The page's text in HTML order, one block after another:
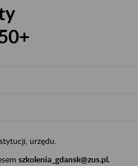
urzędu.
szkolenia_gdansk@zus.pl.